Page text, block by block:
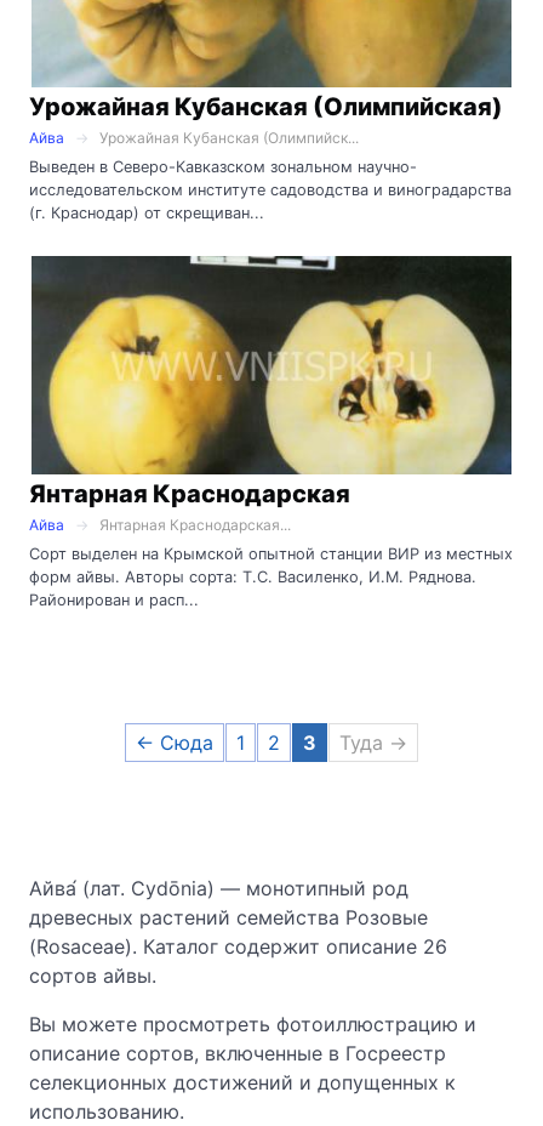
Урожайная Кубанская (Олимпийская)
Айва
Урожайная Кубанская (Олимпийск...
Выведен в Северо-Кавказском зональном научно-
исследовательском институте садоводства и виноградарства
(г. Краснодар) от скрещиван...
Янтарная Краснодарская
Айва
Янтарная Краснодарская...
Сорт выделен на Крымской опытной станции ВИР из местных
форм айвы. Авторы сорта: Т.С. Василенко, И.М. Ряднова.
Районирован и расп...
← Сюда 1 2 3 Туда →
Айва́ (лат. Cydōnia) — монотипный род
древесных растений семейства Розовые
(Rosaceae). Каталог содержит описание 26
сортов айвы.
Вы можете просмотреть фотоиллюстрацию и
описание сортов, включенные в Госреестр
селекционных достижений и допущенных к
использованию.